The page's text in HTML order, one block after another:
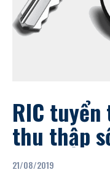
RIC
thu thập
Baseline
21/08/2019